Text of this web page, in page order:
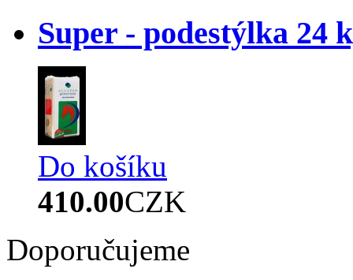
Super - podestýlka 24
Do košíku
410.00CZK
Doporučujeme